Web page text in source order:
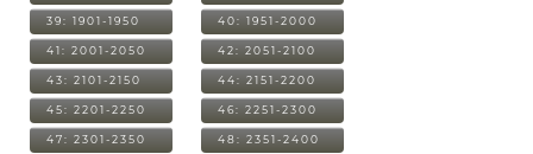
39: 1901-1950 40: 1951-2000
41: 2001-2050 42: 2051-2100
43: 2101-2150 44: 2151-2200
45: 2201-2250 46: 2251-2300
47: 2301-2350 48: 2351-2400